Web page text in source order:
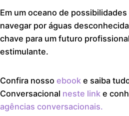
Em um oceano de
navegar por águas
chave para um futuro
estimulante.
Confira nosso ebook e saiba
Conversacional neste link e
agências conversacionais.